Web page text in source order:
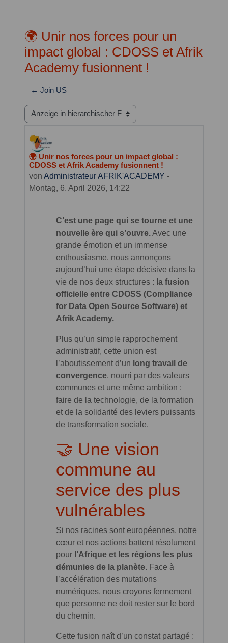
🌍 Unir nos forces pour un
impact global : CDOSS et Afrik
Academy fusionnent !
← Join US
Anzeigemodus
🌍 Unir nos forces pour un impact global :
CDOSS et Afrik Academy fusionnent !
von Administrateur AFRIK'ACADEMY -
Montag, 6. April 2026, 14:22
Anzahl Antworten: 0
C’est une page qui se tourne et une
nouvelle ère qui s’ouvre.Avec une
grande émotion et un immense
enthousiasme, nous annonçons
aujourd’hui une étape décisive dans la
vie de nos deux structures : la fusion
officielle entre CDOSS (Compliance
for Data Open Source Software) et
Afrik Academy.
Plus qu’un simple rapprochement
administratif, cette union est
l’aboutissement d’un long travail de
convergence, nourri par des valeurs
communes et une même ambition :
faire de la technologie, de la formation
et de la solidarité des leviers puissants
de transformation sociale.
🤝 Une vision
commune au
service des plus
vulnérables
Si nos racines sont européennes, notre
cœur et nos actions battent résolument
pour l’Afrique et les régions les plus
démunies de la planète. Face à
l’accélération des mutations
numériques, nous croyons fermement
que personne ne doit rester sur le bord
du chemin.
Cette fusion naît d’un constat partagé :